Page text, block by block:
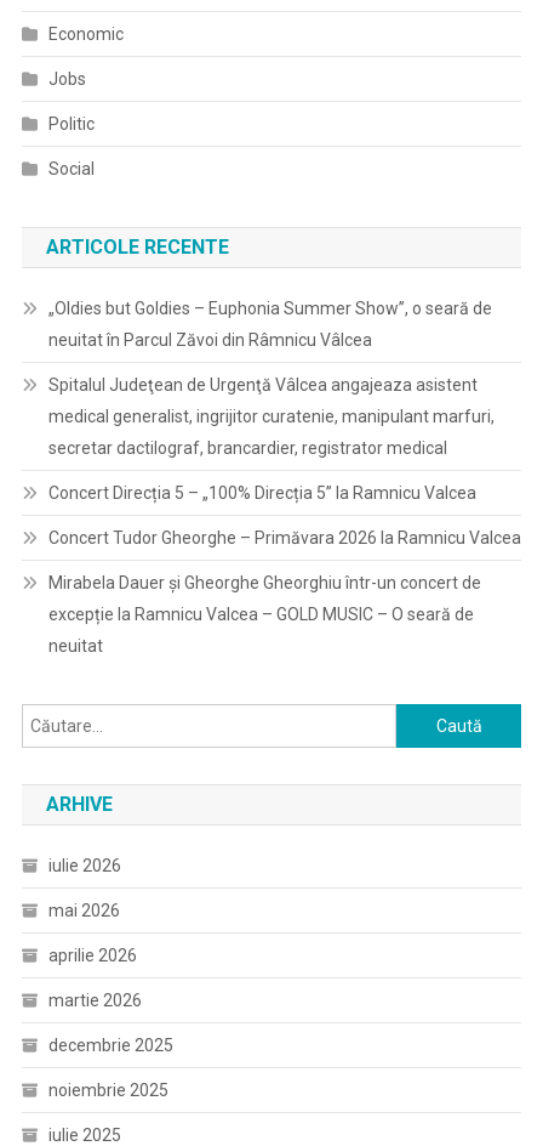
Economic
Jobs
Politic
Social
ARTICOLE RECENTE
„Oldies but Goldies – Euphonia Summer Show”, o seară de
neuitat în Parcul Zăvoi din Râmnicu Vâlcea
Spitalul Judeţean de Urgenţă Vâlcea angajeaza asistent
medical generalist, ingrijitor curatenie, manipulant marfuri,
secretar dactilograf, brancardier, registrator medical
Concert Direcția 5 – „100% Direcția 5” la Ramnicu Valcea
Concert Tudor Gheorghe – Primăvara 2026 la Ramnicu Valcea
Mirabela Dauer și Gheorghe Gheorghiu într-un concert de
excepție la Ramnicu Valcea – GOLD MUSIC – O seară de
neuitat
Caută
după:
ARHIVE
iulie 2026
mai 2026
aprilie 2026
martie 2026
decembrie 2025
noiembrie 2025
iulie 2025